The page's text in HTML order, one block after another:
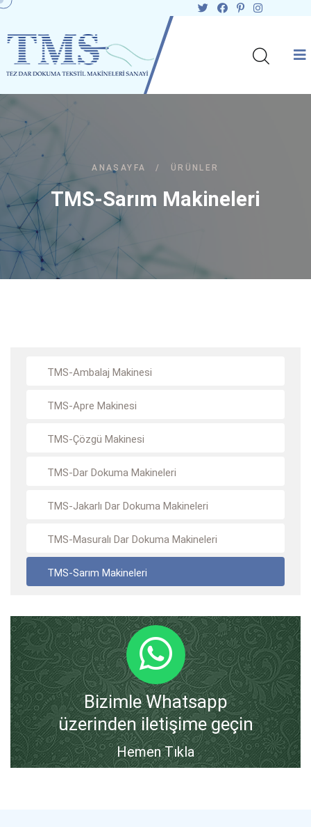
ANASAYFA / ÜRÜNLER
TMS-Sarım Makineleri
TMS-Ambalaj Makinesi
TMS-Apre Makinesi
TMS-Çözgü Makinesi
TMS-Dar Dokuma Makineleri
TMS-Jakarlı Dar Dokuma Makineleri
TMS-Masuralı Dar Dokuma Makineleri
TMS-Sarım Makineleri
Bizimle Whatsapp
üzerinden iletişime geçin
Hemen Tıkla